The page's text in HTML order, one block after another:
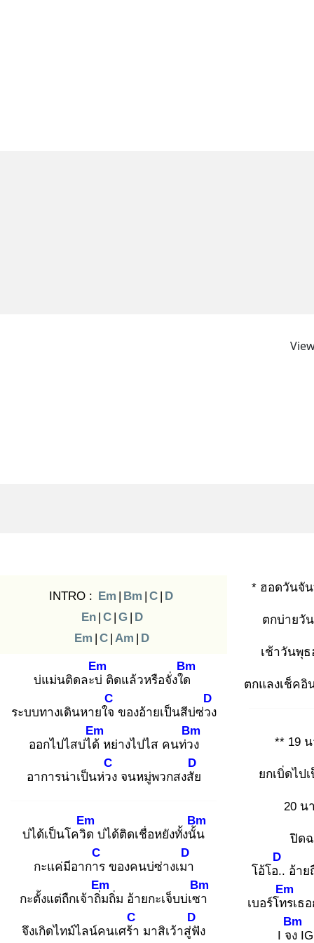
INTRO : Em | Bm | C | D
En | C | G | D
Em | C | Am | D
บ่แม่นติดละบ่
Em
ติดแล้วหรือจั่งใด
Bm
ระบบทางเดินหายใจ
C
ของอ้ายเป็นสีบ่ซ่วง
D
ออกไปไสบ่ได้
Em
หย่างไปไส คนท่วง
Bm
อาการน่าเป็นห่วง
C
จนหมู่พวกสงสัย
D
บ่ได้เป็นโควิด
Em
บ่ได้ติดเชื่อหยังทั้งนั้น
Bm
กะแค่มีอาการ
C
ของคนบ่ซ่างเมา
D
กะตั้งแต่ถืกเจ้าถิ่ม
Em
ถิ่ม อ้ายกะเจ็บบ่เซา
Bm
จึงเกิดไทม์ไลน์คนเศร้า
C
มาสิเว้าสู่ฟั
D
ง
* ฮอดวันจัน
ตกบ่ายวั
เช้าวันพุ
ตกแลงเช็คอิ
** 19
ยกเบิ่ดไป
20 น
ปิด
โอ้โอ..
D
อ้าย
เบอร์โทร
Em
เธ
I จง
Bm